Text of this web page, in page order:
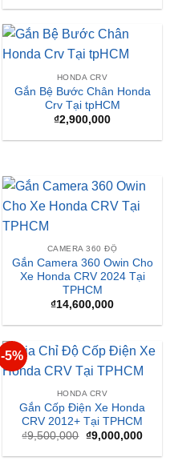
là:
tại
HONDA CRV
Gắn Bệ Bước Chân Honda
Crv Tại tpHCM
₫2,900,000
CAMERA 360 ĐỘ
Gắn Camera 360 Owin Cho
Xe Honda CRV 2024 Tại
TPHCM
₫14,600,000
-5%
HONDA CRV
Gắn Cốp Điện Xe Honda
CRV 2012+ Tại TPHCM
₫9,500,000 Giá
là:
₫9,000,000Giá
tại